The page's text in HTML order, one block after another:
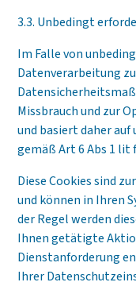
3.3. Unbedingt
Im Falle von
Datenverarbeitung
Missbrauch und zur
und basiert daher
gemäß Art 6 Abs 1 lit f
Diese Cookies sind
und können in Ihren
der Regel werden
Ihnen getätigte
Dienstanforderung
Ihrer